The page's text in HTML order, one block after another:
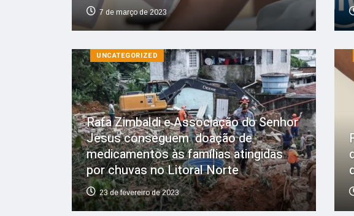
7 de março de 2023
UNCATEGORIZED
Rafa Zimbaldi e Associação do Senhor
Jesus conseguem doação de
medicamentos às famílias atingidas
por chuvas no Litoral Norte
23 de fevereiro de 2023